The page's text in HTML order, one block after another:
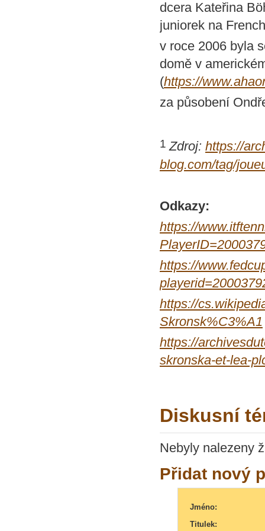
dcera Kateřina
juniorek na
v roce 2006 byla
domě v
(https://
za působení
1 Zdroj: https://
blog.com/tag/
Odkazy:
https://
https://
https://
Skronsk%C3%A1
https://
skronska-et-lea-
Diskusní
Nebyly nalezeny
Přidat nový
Jméno:
Titulek: